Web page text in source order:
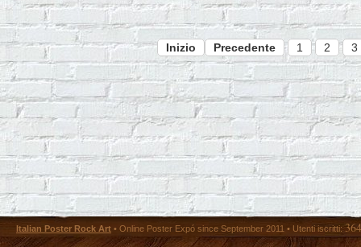
Inizio Precedente 1 2 3
Italian Poster Rock Art • Online Poster Expó since September 2011 • Utenti iscritti: 364